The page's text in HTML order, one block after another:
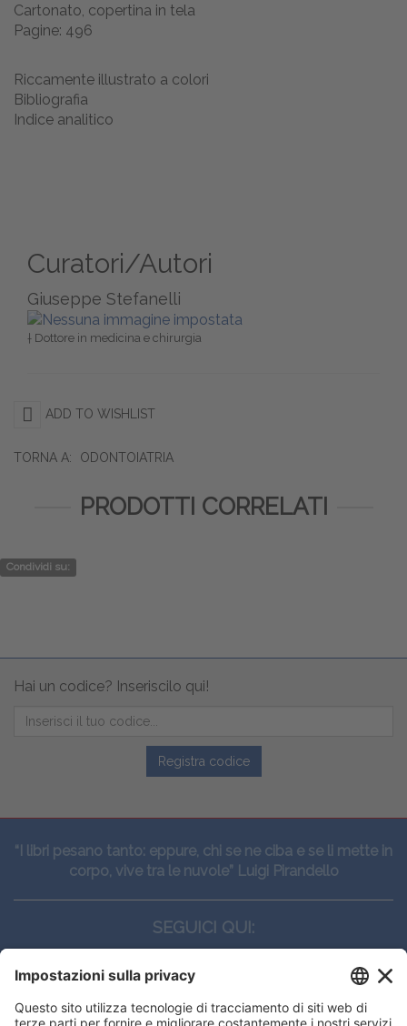
Cartonato, copertina in tela
Pagine: 496
Riccamente illustrato a colori
Bibliografia
Indice analitico
Curatori/Autori
Giuseppe Stefanelli
† Dottore in medicina e chirurgia
ADD TO WISHLIST
TORNA A: ODONTOIATRIA
PRODOTTI CORRELATI
Condividi su:
Hai un codice? Inseriscilo qui!
Registra codice
“I libri pesano tanto: eppure, chi se ne ciba e se li mette in
corpo, vive tra le nuvole” Luigi Pirandello
SEGUICI QUI: